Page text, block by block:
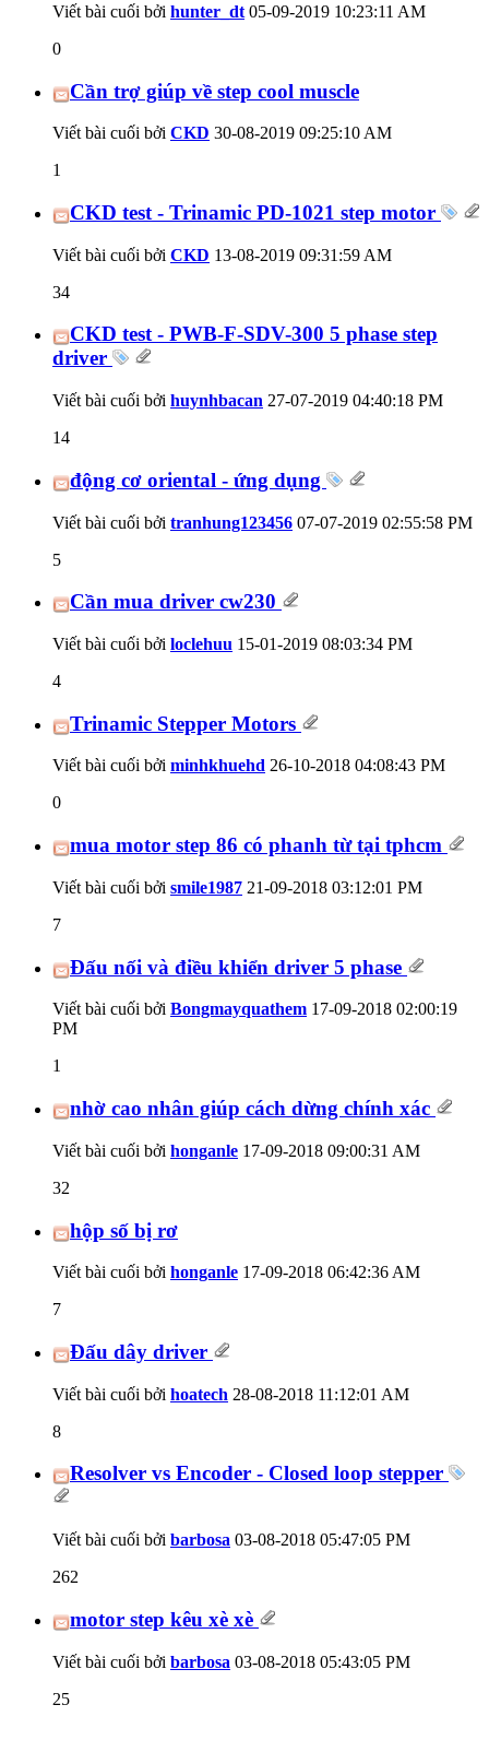
Viết bài cuối bởi hunter_dt 05-09-2019 10:23:11 AM
0
Cần trợ giúp về step cool muscle
Viết bài cuối bởi CKD 30-08-2019 09:25:10 AM
1
CKD test - Trinamic PD-1021 step motor
Viết bài cuối bởi CKD 13-08-2019 09:31:59 AM
34
CKD test - PWB-F-SDV-300 5 phase step
driver
Viết bài cuối bởi huynhbacan 27-07-2019 04:40:18 PM
14
động cơ oriental - ứng dụng
Viết bài cuối bởi tranhung123456 07-07-2019 02:55:58 PM
5
Cần mua driver cw230
Viết bài cuối bởi loclehuu 15-01-2019 08:03:34 PM
4
Trinamic Stepper Motors
Viết bài cuối bởi minhkhuehd 26-10-2018 04:08:43 PM
0
mua motor step 86 có phanh từ tại tphcm
Viết bài cuối bởi smile1987 21-09-2018 03:12:01 PM
7
Đấu nối và điều khiển driver 5 phase
Viết bài cuối bởi Bongmayquathem 17-09-2018 02:00:19
PM
1
nhờ cao nhân giúp cách dừng chính xác
Viết bài cuối bởi honganle 17-09-2018 09:00:31 AM
32
hộp số bị rơ
Viết bài cuối bởi honganle 17-09-2018 06:42:36 AM
7
Đấu dây driver
Viết bài cuối bởi hoatech 28-08-2018 11:12:01 AM
8
Resolver vs Encoder - Closed loop stepper
Viết bài cuối bởi barbosa 03-08-2018 05:47:05 PM
262
motor step kêu xè xè
Viết bài cuối bởi barbosa 03-08-2018 05:43:05 PM
25